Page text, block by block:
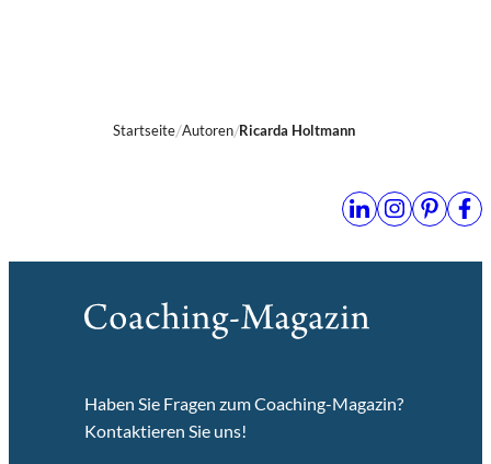
Startseite Autoren Ricarda Holtmann
Haben Sie Fragen zum Coaching-Magazin?
Kontaktieren Sie uns!